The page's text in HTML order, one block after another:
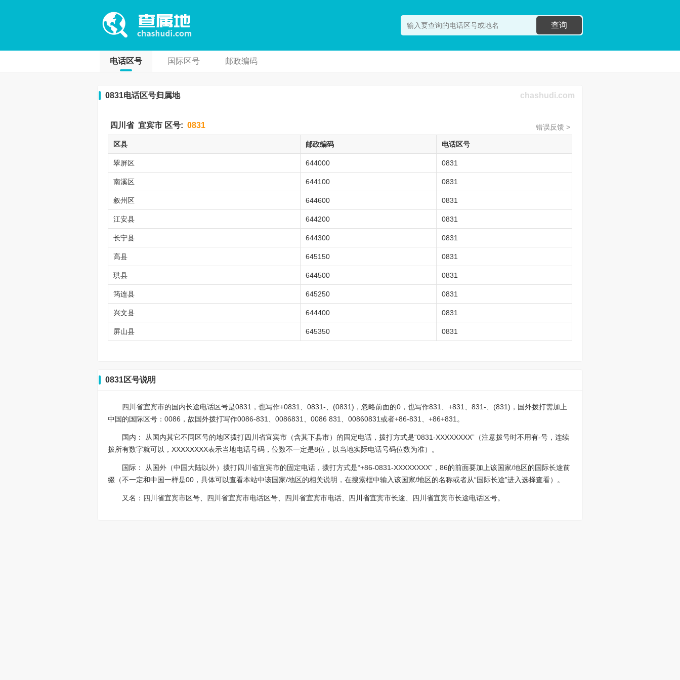
查询
电话区号 国际区号 邮政编码
0831电话区号归属地 chashudi.com
四川省 宜宾市 区号: 0831 错误反馈 >
区县 邮政编码 电话区号
翠屏区 644000 0831
南溪区 644100 0831
叙州区 644600 0831
江安县 644200 0831
长宁县 644300 0831
高县 645150 0831
珙县 644500 0831
筠连县 645250 0831
兴文县 644400 0831
屏山县 645350 0831
0831区号说明
四川省宜宾市的国内长途电话区号是0831，也写作+0831、0831-、(0831)，忽略前面的0，也写作831、+831、831-、(831)，国外拨打需加上
中国的国际区号：0086，故国外拨打写作0086-831、0086831、0086 831、00860831或者+86-831、+86+831。
国内： 从国内其它不同区号的地区拨打四川省宜宾市（含其下县市）的固定电话，拨打方式是“0831-XXXXXXXX”（注意拨号时不用有-号，连续
拨所有数字就可以，XXXXXXXX表示当地电话号码，位数不一定是8位，以当地实际电话号码位数为准）。
国际： 从国外（中国大陆以外）拨打四川省宜宾市的固定电话，拨打方式是“+86-0831-XXXXXXXX”，86的前面要加上该国家/地区的国际长途前
缀（不一定和中国一样是00，具体可以查看本站中该国家/地区的相关说明，在搜索框中输入该国家/地区的名称或者从“国际长途”进入选择查看）。
又名：四川省宜宾市区号、四川省宜宾市电话区号、四川省宜宾市电话、四川省宜宾市长途、四川省宜宾市长途电话区号。